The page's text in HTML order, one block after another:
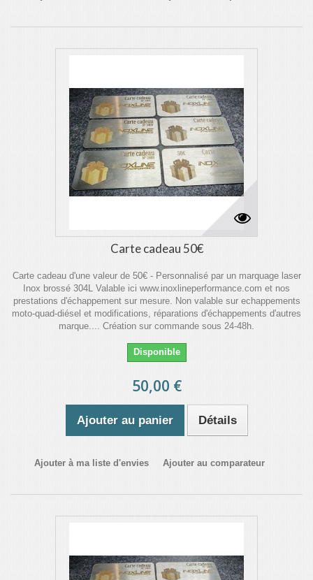
Carte cadeau 50€
Carte cadeau d'une valeur de 50€ - Personnalisé par un marquage laser
Inox brossé 304L Valable ici www.inoxlineperformance.com et nos
prestations d'échappement sur mesure. Non valable sur echappements
moto-quad-diésel et modifications, réparations d'échappements d'autres
marque.... Création sur commande sous 24-48h.
Disponible
50,00 €
Ajouter au panier Détails
Ajouter à ma liste d'envies Ajouter au comparateur